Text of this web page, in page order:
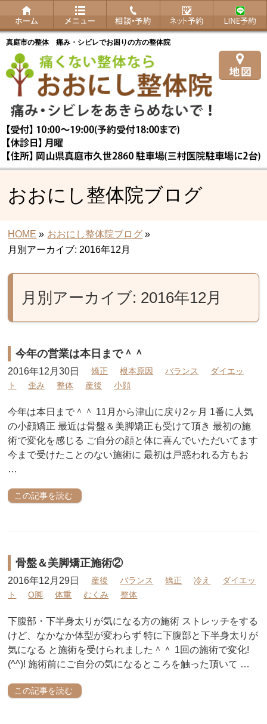
真庭市の整体 痛み・シビレでお困りの方の整体院
おおにし整体院ブログ
HOME » おおにし整体院ブログ »
月別アーカイブ: 2016年12月
月別アーカイブ: 2016年12月
今年の営業は本日まで＾＾
2016年12月30日 矯正 根本原因 バランス
ダイエッ
ト
歪み 整体 産後 小顔
今年は本日まで＾＾ 11月から津山に戻り2ヶ月 1番に人気
の小顔矯正 最近は骨盤＆美脚矯正も受けて頂き 最初の施
術で変化を感じる ご自分の顔と体に喜んでいただいてます
今まで受けたことのない施術に 最初は戸惑われる方もお
…
この記事を読む
骨盤＆美脚矯正施術②
2016年12月29日 産後 バランス 矯正 冷え
ダイエッ
ト
O脚 体重 むくみ 整体
下腹部・下半身太りが気になる方の施術 ストレッチをする
けど、なかなか体型が変わらず 特に下腹部と下半身太りが
気になる と施術を受けられました＾＾ 1回の施術で変化!
(^^)! 施術前にご自分の気になるところを触った頂いて …
この記事を読む